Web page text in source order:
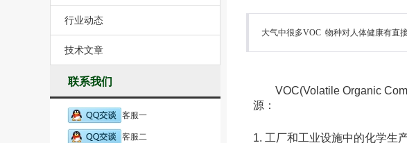
客服一
客服二
联系我们
行业动态
技术文章
大气中很多VOC 物种对人体健康有直
VOC(Volatile Organic
源：
1. 工厂和工业设施中的化学生